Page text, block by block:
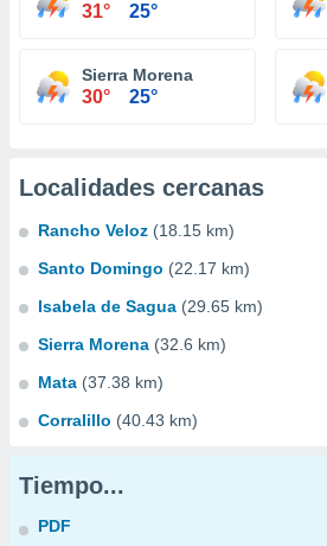
31° 25°
Sierra Morena
30° 25°
Localidades cercanas
Rancho Veloz (18.15 km)
Santo Domingo (22.17 km)
Isabela de Sagua (29.65 km)
Sierra Morena (32.6 km)
Mata (37.38 km)
Corralillo (40.43 km)
Tiempo...
PDF